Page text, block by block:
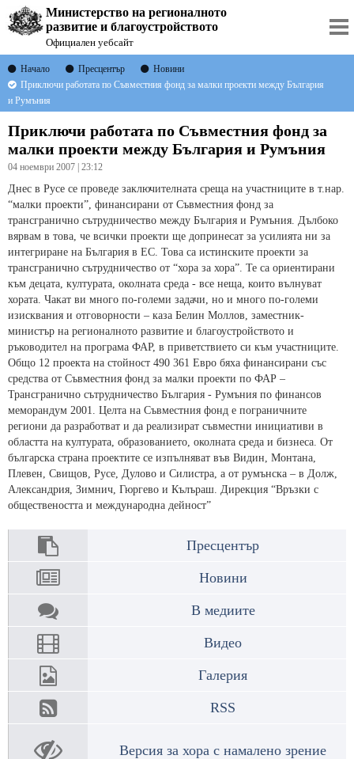
Министерство на регионалното
развитие и благоустройството
Официален уебсайт
Начало Пресцентър
Новини
Приключи работата по Съвместния фонд за малки проекти между България
и Румъния
Приключи работата по Съвместния фонд за
малки проекти между България и Румъния
04 ноември 2007 | 23:12
Днес в Русе се проведе заключителната среща на участниците в т.нар.
“малки проекти”, финансирани от Съвместния фонд за
трансгранично сътрудничество между България и Румъния. Дълбоко
вярвам в това, че всички проекти ще допринесат за усилията ни за
интегриране на България в ЕС. Това са истинските проекти за
трансгранично сътрудничество от “хора за хора”. Те са ориентирани
към децата, културата, околната среда - все неща, които вълнуват
хората. Чакат ви много по-големи задачи, но и много по-големи
изисквания и отговорности – каза Белин Моллов, заместник-
министър на регионалното развитие и благоустройството и
ръководител на програма ФАР, в приветствието си към участниците.
Общо 12 проекта на стойност 490 361 Евро бяха финансирани със
средства от Съвместния фонд за малки проекти по ФАР –
Трансгранично сътрудничество България - Румъния по финансов
меморандум 2001. Целта на Съвместния фонд е пограничните
региони да разработват и да реализират съвместни инициативи в
областта на културата, образованието, околната среда и бизнеса. От
българска страна проектите се изпълняват във Видин, Монтана,
Плевен, Свищов, Русе, Дулово и Силистра, а от румънска – в Долж,
Александрия, Зимнич, Гюргево и Кълъраш. Дирекция “Връзки с
обществеността и международна дейност”
Пресцентър
Новини
В медиите
Видео
Галерия
RSS
Версия за хора с намалено зрение